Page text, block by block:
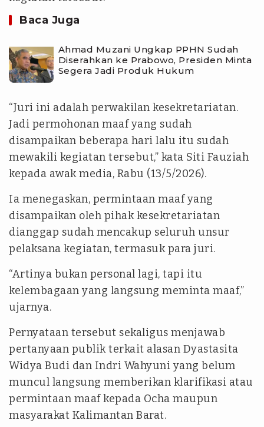
Baca Juga
Ahmad Muzani Ungkap PPHN Sudah
Diserahkan ke Prabowo, Presiden Minta
Segera Jadi Produk Hukum
“Juri ini adalah perwakilan kesekretariatan.
Jadi permohonan maaf yang sudah
disampaikan beberapa hari lalu itu sudah
mewakili kegiatan tersebut,” kata Siti Fauziah
kepada awak media, Rabu (13/5/2026).
Ia menegaskan, permintaan maaf yang
disampaikan oleh pihak kesekretariatan
dianggap sudah mencakup seluruh unsur
pelaksana kegiatan, termasuk para juri.
“Artinya bukan personal lagi, tapi itu
kelembagaan yang langsung meminta maaf,”
ujarnya.
Pernyataan tersebut sekaligus menjawab
pertanyaan publik terkait alasan Dyastasita
Widya Budi dan Indri Wahyuni yang belum
muncul langsung memberikan klarifikasi atau
permintaan maaf kepada Ocha maupun
masyarakat Kalimantan Barat.